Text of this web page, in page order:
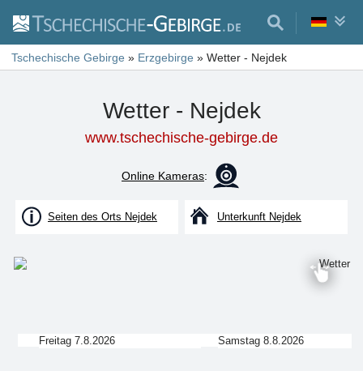
Tschechische Gebirge » Erzgebirge » Wetter - Nejdek
Wetter - Nejdek
www.tschechische-gebirge.de
Online Kameras:
Seiten des Orts Nejdek Unterkunft Nejdek
Freitag 7.8.2026 Samstag 8.8.2026